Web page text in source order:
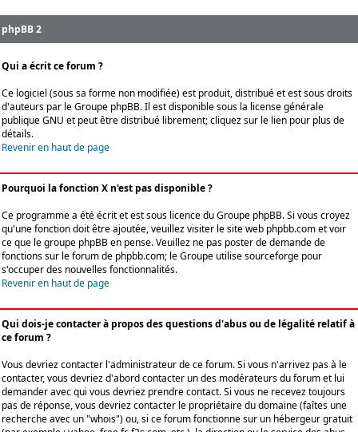
phpBB 2
Qui a écrit ce forum ?
Ce logiciel (sous sa forme non modifiée) est produit, distribué et est sous droits
d'auteurs par leGroupe phpBB. Il est disponible sous la license générale
publique GNU et peut être distribué librement; cliquez sur le lien pour plus de
détails.
Revenir en haut de page
Pourquoi la fonction X n'est pas disponible ?
Ce programme a été écrit et est sous licence du Groupe phpBB. Si vous croyez
qu'une fonction doit être ajoutée, veuillez visiter le site web phpbb.com et voir
ce que le groupe phpBB en pense. Veuillez ne pas poster de demande de
fonctions sur le forum de phpbb.com; le Groupe utilise sourceforge pour
s'occuper des nouvelles fonctionnalités.
Revenir en haut de page
Qui dois-je contacter à propos des questions d'abus ou de légalité relatif à
ce forum ?
Vous devriez contacter l'administrateur de ce forum. Si vous n'arrivez pas à le
contacter, vous devriez d'abord contacter un des modérateurs du forum et lui
demander avec qui vous devriez prendre contact. Si vous ne recevez toujours
pas de réponse, vous devriez contacter le propriétaire du domaine (faîtes une
recherche avec un "whois") ou, si ce forum fonctionne sur un hébergeur gratuit